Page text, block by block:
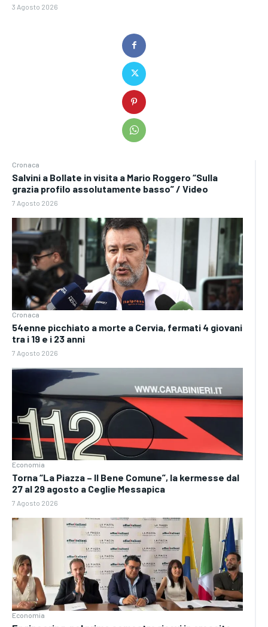
Cronaca
Salvini a Bollate in visita a Mario Roggero “Sulla
grazia profilo assolutamente basso” / Video
7 Agosto 2026
Cronaca
54enne picchiato a morte a Cervia, fermati 4 giovani
tra i 19 e i 23 anni
7 Agosto 2026
Economia
Torna “La Piazza – Il Bene Comune”, la kermesse dal
27 al 29 agosto a Ceglie Messapica
7 Agosto 2026
Economia
3 Agosto 2026